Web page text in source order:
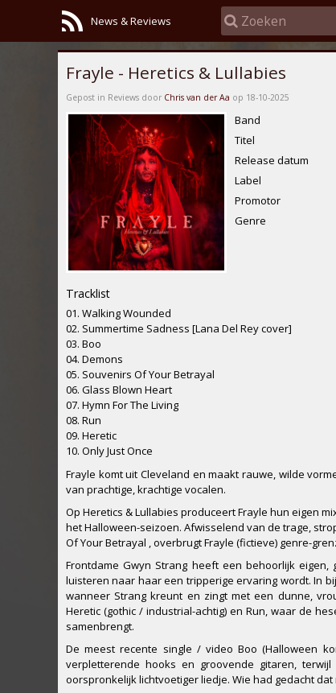
News & Reviews
Frayle - Heretics & Lullabies
Gepost in Reviews door Chris van der Aa op 18-10-2025
Band
Titel
Release datum
Label
Promotor
Genre
Tracklist
01. Walking Wounded
02. Summertime Sadness [Lana Del Rey cover]
03. Boo
04. Demons
05. Souvenirs Of Your Betrayal
06. Glass Blown Heart
07. Hymn For The Living
08. Run
09. Heretic
10. Only Just Once
Frayle komt uit Cleveland en maakt rauwe, wilde
van prachtige, krachtige vocalen.
Op Heretics & Lullabies produceert Frayle hun eigen
het Halloween-seizoen. Afwisselend van de trage,
Of Your Betrayal , overbrugt Frayle (fictieve) genre-
Frontdame Gwyn Strang heeft een behoorlijk
luisteren naar haar een tripperige ervaring wordt. In
wanneer Strang kreunt en zingt met een dunne,
Heretic (gothic / industrial-achtig) en Run, waar de
samenbrengt.
De meest recente single / video Boo (Halloween
verpletterende hooks en groovende gitaren,
oorspronkelijk lichtvoetiger liedje. Wie had gedacht